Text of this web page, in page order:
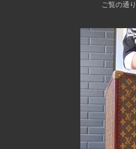
ご覧の通り、ひと目でソ